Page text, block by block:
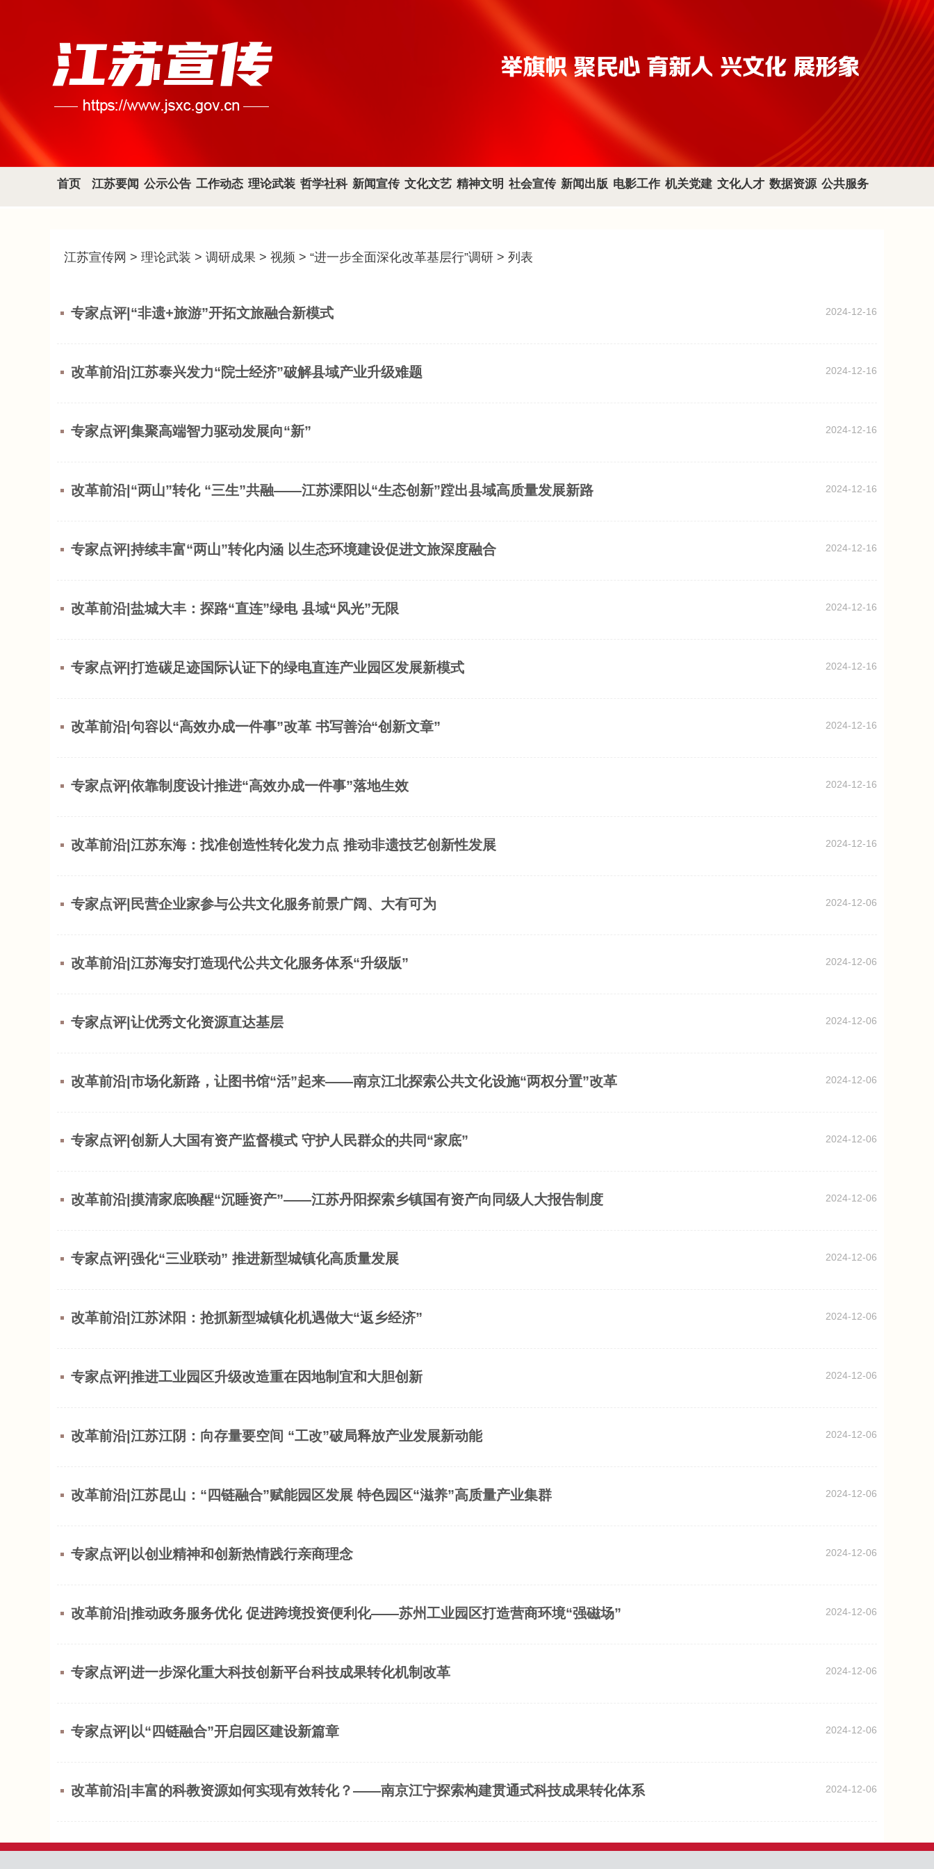
首页 江苏要闻 公示公告 工作动态 理论武装 哲学社科 新闻宣传 文化文艺 精神文明 社会宣传 新闻出版 电影工作 机关党建 文化人才 数据资源 公共服务
江苏宣传网 > 理论武装 > 调研成果 > 视频 > “进一步全面深化改革基层行”调研 > 列表
专家点评|“非遗+旅游”开拓文旅融合新模式 2024-12-16
改革前沿|江苏泰兴发力“院士经济”破解县域产业升级难题 2024-12-16
专家点评|集聚高端智力驱动发展向“新” 2024-12-16
改革前沿|“两山”转化 “三生”共融——江苏溧阳以“生态创新”蹚出县域高质量发展新路 2024-12-16
专家点评|持续丰富“两山”转化内涵 以生态环境建设促进文旅深度融合 2024-12-16
改革前沿|盐城大丰：探路“直连”绿电 县域“风光”无限 2024-12-16
专家点评|打造碳足迹国际认证下的绿电直连产业园区发展新模式 2024-12-16
改革前沿|句容以“高效办成一件事”改革 书写善治“创新文章” 2024-12-16
专家点评|依靠制度设计推进“高效办成一件事”落地生效 2024-12-16
改革前沿|江苏东海：找准创造性转化发力点 推动非遗技艺创新性发展 2024-12-16
专家点评|民营企业家参与公共文化服务前景广阔、大有可为 2024-12-06
改革前沿|江苏海安打造现代公共文化服务体系“升级版” 2024-12-06
专家点评|让优秀文化资源直达基层 2024-12-06
改革前沿|市场化新路，让图书馆“活”起来——南京江北探索公共文化设施“两权分置”改革 2024-12-06
专家点评|创新人大国有资产监督模式 守护人民群众的共同“家底” 2024-12-06
改革前沿|摸清家底唤醒“沉睡资产”——江苏丹阳探索乡镇国有资产向同级人大报告制度 2024-12-06
专家点评|强化“三业联动” 推进新型城镇化高质量发展 2024-12-06
改革前沿|江苏沭阳：抢抓新型城镇化机遇做大“返乡经济” 2024-12-06
专家点评|推进工业园区升级改造重在因地制宜和大胆创新 2024-12-06
改革前沿|江苏江阴：向存量要空间 “工改”破局释放产业发展新动能 2024-12-06
改革前沿|江苏昆山：“四链融合”赋能园区发展 特色园区“滋养”高质量产业集群 2024-12-06
专家点评|以创业精神和创新热情践行亲商理念 2024-12-06
改革前沿|推动政务服务优化 促进跨境投资便利化——苏州工业园区打造营商环境“强磁场” 2024-12-06
专家点评|进一步深化重大科技创新平台科技成果转化机制改革 2024-12-06
专家点评|以“四链融合”开启园区建设新篇章 2024-12-06
改革前沿|丰富的科教资源如何实现有效转化？——南京江宁探索构建贯通式科技成果转化体系 2024-12-06